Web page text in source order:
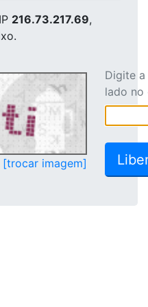
216.73.217.69,
[trocar imagem]
Digite
lado no